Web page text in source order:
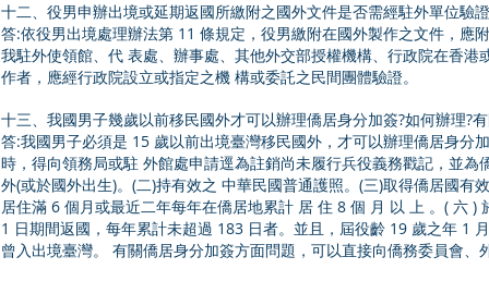
十二、役男申辦出境或延期返國所繳附之國外文件是否需經駐外單位驗
答:依役男出境處理辦法第 11 條規定，役男繳附在國外製作之文件，應
我駐外使領館、代 表處、辦事處、其他外交部授權機構、行政院在香
作者，應經行政院設立或指定之機 構或委託之民間團體驗證。
十三、我國男子幾歲以前移民國外才可以辦理僑居身分加簽?如何辦理?
答:我國男子必須是 15 歲以前出境臺灣移民國外，才可以辦理僑居身分
時，得向領務局或駐 外館處申請逕為註銷尚未履行兵役義務戳記，並
外(或於國外出生)。(二)持有效之 中華民國普通護照。(三)取得僑居國有
居住滿 6 個月或最近二年每年在僑居地累計 居 住 8 個 月 以 上 。( 六
1 日期間返國，每年累計未超過 183 日者。並且，屆役齡 19 歲之年 1
曾入出境臺灣。 有關僑居身分加簽方面問題，可以直接向僑務委員會